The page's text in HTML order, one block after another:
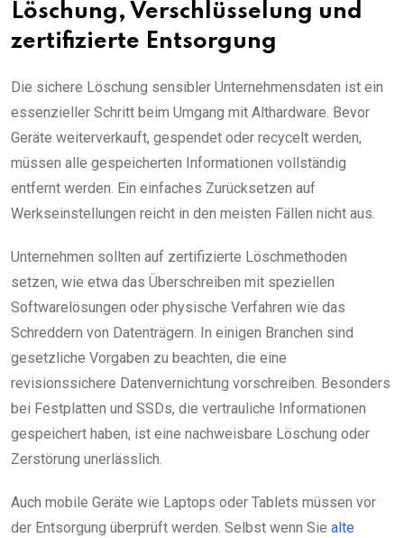
Löschung, Verschlüsselung und
zertifizierte Entsorgung
Die sichere Löschung sensibler Unternehmensdaten ist ein
essenzieller Schritt beim Umgang mit Althardware. Bevor
Geräte weiterverkauft, gespendet oder recycelt werden,
müssen alle gespeicherten Informationen vollständig
entfernt werden. Ein einfaches Zurücksetzen auf
Werkseinstellungen reicht in den meisten Fällen nicht aus.
Unternehmen sollten auf zertifizierte Löschmethoden
setzen, wie etwa das Überschreiben mit speziellen
Softwarelösungen oder physische Verfahren wie das
Schreddern von Datenträgern. In einigen Branchen sind
gesetzliche Vorgaben zu beachten, die eine
revisionssichere Datenvernichtung vorschreiben. Besonders
bei Festplatten und SSDs, die vertrauliche Informationen
gespeichert haben, ist eine nachweisbare Löschung oder
Zerstörung unerlässlich.
Auch mobile Geräte wie Laptops oder Tablets müssen vor
der Entsorgung überprüft werden. Selbst wenn Sie alte